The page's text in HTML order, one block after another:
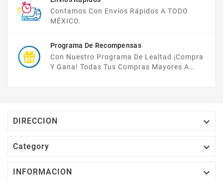
Contamos Con Envíos Rápidos A TODO
MÉXICO.
Programa De Recompensas
Con Nuestro Programa De Lealtad ¡compra
Y Gana! Todas Tus Compras Mayores A
DIRECCION 
Category 
INFORMACION 